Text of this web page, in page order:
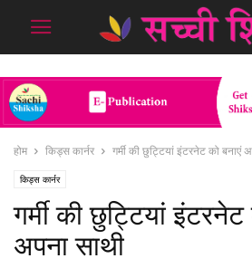
होम किड्स कार्नर गर्मी की छुट्टियां इंटरनेट को बनाएं
किड्स कार्नर
गर्मी की छुट्टियां
अपना साथी